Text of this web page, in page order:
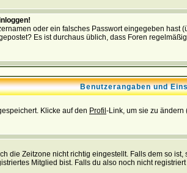
oder ein falsches Passwort eingegeben
Es ist durchaus üblich, dass Foren
Benutzerangaben und
Klicke auf den Profil -Link, um sie zu
die Zeitzone nicht richtig eingestellt. Falls dem so
Mitglied bist. Falls du also noch nicht